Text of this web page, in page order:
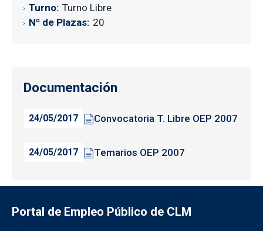
Turno Turno Libre
Nº de Plazas 20
Documentación
24/05/2017 Convocatoria T. Libre OEP 2007
24/05/2017 Temarios OEP 2007
Portal de Empleo Público de CLM